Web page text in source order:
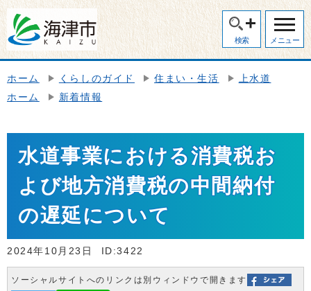
検索 メニュー
ホーム くらしのガイド 住まい・生活
上水道
ホーム
新着情報
水道事業における消費税お
よび地方消費税の中間納付
の遅延について
2024年10月23日 ID:3422
ソーシャルサイトへのリンクは別ウィンドウで開きます